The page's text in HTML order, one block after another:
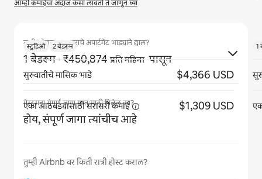
आम्ही कमाईचा अंदाज कसा लावतो ते जाणून घ्या
तुम्ही कोणत्या आकाराचे अपार्टमेंट भाड्याने द्याल?
1 बेडरूम · ₹450,874प्रति महिनापासून
गेस्ट्सना संपूर्ण जागा स्वतःसाठी मिळेल का?
होय, संपूर्ण जागा त्यांचीच आहे
तुम्ही Airbnb वर किती रात्री होस्ट कराल?
स्टुडिओ 2 बेडरूम
सुरुवातीचे मासिक भाडे $4,366 USD
एका आठवड्यासाठी सरासरीकमाई $1,309 USD
1